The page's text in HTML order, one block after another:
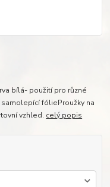
bílá- použití pro různé
fólieProužky na
vzhled. celý popis